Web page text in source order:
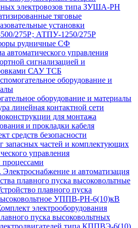
электровозов типа ЗУША-РН
тяговые
установки
275Р; АТПУ-1250/275Р
рудничные СФ
автоматического управления
сигнализацией и
САУ ТСБ
оборудование и
оборудование и материалы
линейная контактной сети
для монтажа
и прокладки кабеля
средств безопасности
запасных частей и комплектующих
управления
процессами
и автоматизация
плавного пуска высоковольтные
плавного пуска
УППВ-РН-6(10)кВ
электрооборудования
пуска высоковольтных
типа КППВЭ-6(10)